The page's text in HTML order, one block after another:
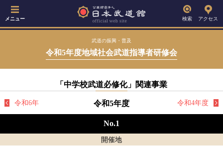
メニュー 検索 アクセス
武道の振興・普及
令和5年度地域社会武道指導者研修会
「中学校武道必修化」関連事業
令和6年 令和5年度 令和4年度
No.1
開催地